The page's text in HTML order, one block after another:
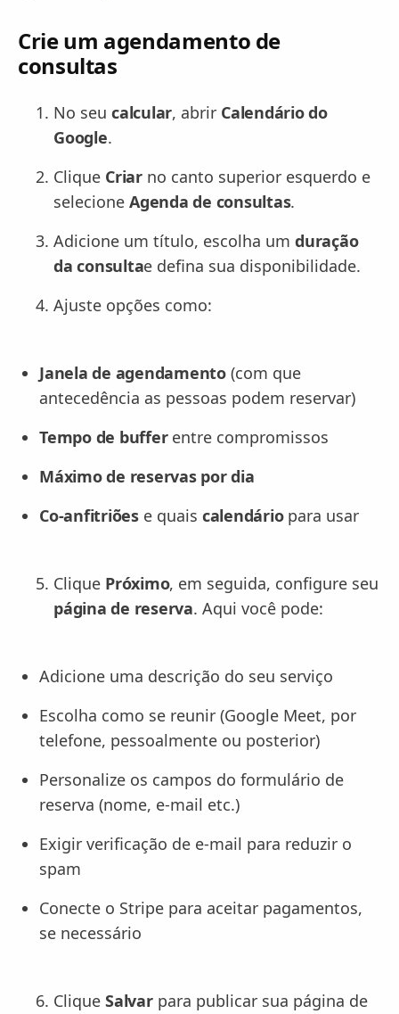
Crie um agendamento de
consultas
No seu calcular, abrir Calendário do
Google.
Clique Criarno canto superior esquerdo e
selecione Agenda de consultas.
Adicione um título, escolha um duração
da consultae defina sua disponibilidade.
Ajuste opções como:
Janela de agendamento(com que
antecedência as pessoas podem reservar)
Tempo de bufferentre compromissos
Máximo de reservas por dia
Co-anfitriõese quais calendáriopara usar
Clique Próximo, em seguida, configure seu
página de reserva. Aqui você pode:
Adicione uma descrição do seu serviço
Escolha como se reunir (Google Meet, por
telefone, pessoalmente ou posterior)
Personalize os campos do formulário de
reserva (nome, e-mail etc.)
Exigir verificação de e-mail para reduzir o
spam
Conecte o Stripe para aceitar pagamentos,
se necessário
Clique Salvarpara publicar sua página de